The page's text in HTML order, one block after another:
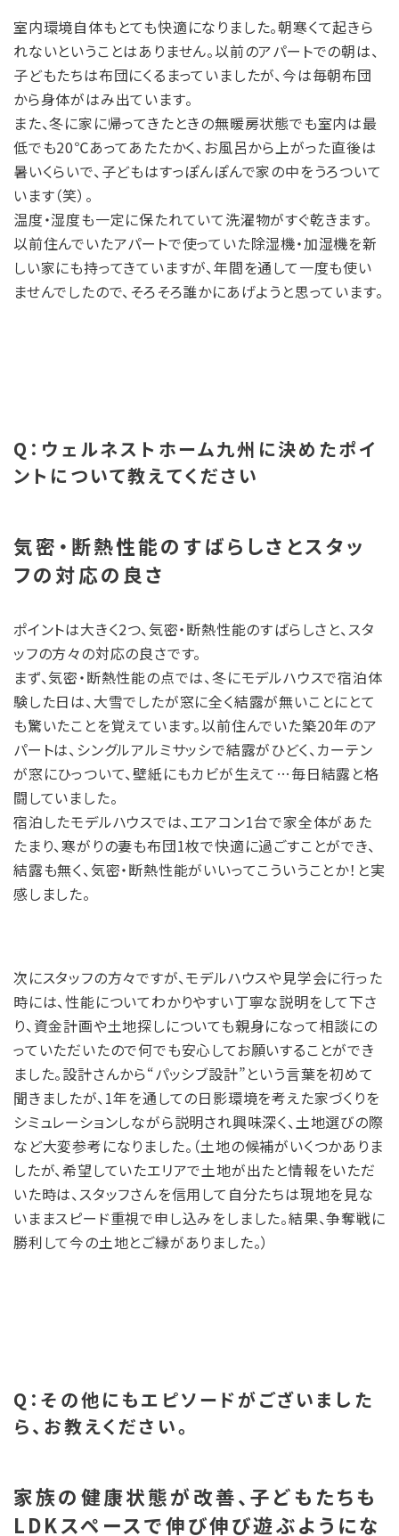
室内環境自体もとても快適になりました。朝寒くて起きら
れないということはありません。以前のアパートでの朝は、
子どもたちは布団にくるまっていましたが、今は毎朝布団
から身体がはみ出ています。
また、冬に家に帰ってきたときの無暖房状態でも室内は最
低でも20℃あってあたたかく、お風呂から上がった直後は
暑いくらいで、子どもはすっぽんぽんで家の中をうろついて
います（笑）。
温度・湿度も一定に保たれていて洗濯物がすぐ乾きます。
以前住んでいたアパートで使っていた除湿機・加湿機を新
しい家にも持ってきていますが、年間を通して一度も使い
ませんでしたので、そろそろ誰かにあげようと思っています。
Q：ウェルネストホーム九州に決めたポイ
ントについて教えてください
気密・断熱性能のすばらしさとスタッ
フの対応の良さ
ポイントは大きく2つ、気密・断熱性能のすばらしさと、スタ
ッフの方々の対応の良さです。
まず、気密・断熱性能の点では、冬にモデルハウスで宿泊体
験した日は、大雪でしたが窓に全く結露が無いことにとて
も驚いたことを覚えています。以前住んでいた築20年のア
パートは、シングルアルミサッシで結露がひどく、カーテン
が窓にひっついて、壁紙にもカビが生えて…毎日結露と格
闘していました。
宿泊したモデルハウスでは、エアコン1台で家全体があた
たまり、寒がりの妻も布団1枚で快適に過ごすことができ、
結露も無く、気密・断熱性能がいいってこういうことか！と実
感しました。
次にスタッフの方々ですが、モデルハウスや見学会に行った
時には、性能についてわかりやすい丁寧な説明をして下さ
り、資金計画や土地探しについても親身になって相談にの
っていただいたので何でも安心してお願いすることができ
ました。設計さんから“パッシブ設計”という言葉を初めて
聞きましたが、1年を通しての日影環境を考えた家づくりを
シミュレーションしながら説明され興味深く、土地選びの際
など大変参考になりました。（土地の候補がいくつかありま
したが、希望していたエリアで土地が出たと情報をいただ
いた時は、スタッフさんを信用して自分たちは現地を見な
いままスピード重視で申し込みをしました。結果、争奪戦に
勝利して今の土地とご縁がありました。）
Q：その他にもエピソードがございました
ら、お教えください。
家族の健康状態が改善、子どもたちも
LDKスペースで伸び伸び遊ぶようにな